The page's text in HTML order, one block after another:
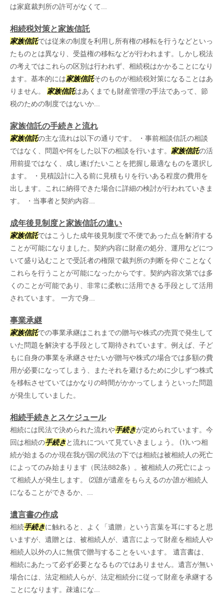
は家庭裁判所の許可がなくて...
相続税対策と家族信託
家族信託では従来の制度を利用し所有権の移転を行うなどといっ
たものとは異なり、受益権の移転などが行われます。しかし税法
の考えではこれらの区別は行われず、相続税はかかることになり
ます。基本的には家族信託そのものが相続税対策になることはあ
りません。 家族信託はあくまでも財産管理の手法であって、節
税のための制度ではないか...
家族信託の手続きと流れ
家族信託の主な流れは以下の通りです。 ・事前相談信託の相談
ではなく、問題や何をした以下の相談を行います。 家族信託の活
用前提ではなく、成し遂げたいことを把握し最適なものを選択し
ます。 ・見積設計に入る前に見積もりを行いある程度の費用を
出します。これに納得できた場合に詳細の検討が行われていきま
す。 ・当事者と契約内容...
成年後見制度と家族信託の違い
家族信託ではこうした成年後見制度で不便であった点を解消する
ことが可能になりました。契約内容に財産の処分、運用などにつ
いて盛り込むことで受託者の権限で裁判所の判断を仰ぐことなく
これらを行うことが可能になったからです。契約内容次第では多
くのことが可能であり、非常に柔軟に活用できる手段として活用
されています。 一方で身...
事業承継
家族信託での事業承継はこれまでの贈与や株式の売買で発生して
いた問題を解決する手段として期待されています。例えば、子ど
もに自身の事業を承継させたいが贈与や株式の場合では多額の費
用が必要になってしまう、またそれを避けるために少しずつ株式
を移転させていてはかなりの時間がかかってしまうといった問題
が発生していました。
相続手続きとスケジュール
相続には民法で決められた流れや手続きが定められています。今
回は相続の手続きと流れについて見ていきましょう。 ⑴いつ相
続が始まるのか現在我が国の民法の下では相続は被相続人の死亡
によってのみ始まります（民法882条）。被相続人の死亡によっ
て相続人が発生します。 ⑵誰が遺産をもらえるのか誰が相続人
になることができるか、...
遺言書の作成
相続手続きに触れると、よく「遺贈」という言葉を耳にすると思
いますが、遺贈とは、被相続人が、遺言によって財産を相続人や
相続人以外の人に無償で贈与することをいいます。 遺言書は、
相続にあたって必ず必要となるものではありません。遺言が無い
場合には、法定相続人らが、法定相続分に従って財産を承継する
ことになります。疎遠にな...